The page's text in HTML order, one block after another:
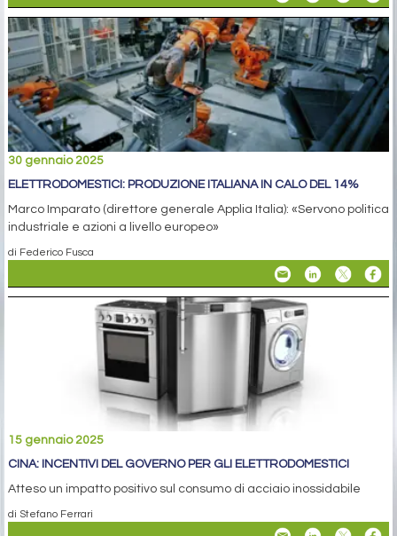
30 gennaio 2025
ELETTRODOMESTICI: PRODUZIONE ITALIANA IN CALO DEL 14%
Marco Imparato (direttore generale Applia Italia): «Servono politica
industriale e azioni a livello europeo»
di Federico Fusca
15 gennaio 2025
CINA: INCENTIVI DEL GOVERNO PER GLI ELETTRODOMESTICI
Atteso un impatto positivo sul consumo di acciaio inossidabile
di Stefano Ferrari